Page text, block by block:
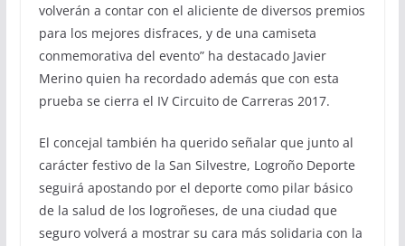
volverán a contar con el aliciente de diversos premios
para los mejores disfraces, y de una camiseta
conmemorativa del evento” ha destacado Javier
Merino quien ha recordado además que con esta
prueba se cierra el IV Circuito de Carreras 2017.
El concejal también ha querido señalar que junto al
carácter festivo de la San Silvestre, Logroño Deporte
seguirá apostando por el deporte como pilar básico
de la salud de los logroñeses, de una ciudad que
seguro volverá a mostrar su cara más solidaria con la